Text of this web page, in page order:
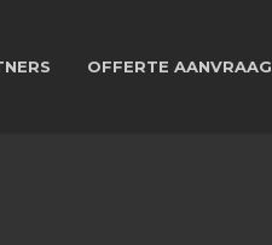
OFFERTE AANVRAAG